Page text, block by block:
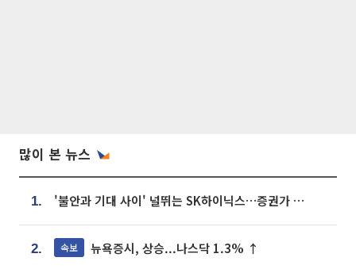
많이 본 뉴스
1. '불안과 기대 사이' 널뛰는 SK하이닉스…증권가 "HBM4·LTA 기반 펀터멘털 견고"
2. 속보 뉴욕증시, 상승...나스닥 1.3% ↑